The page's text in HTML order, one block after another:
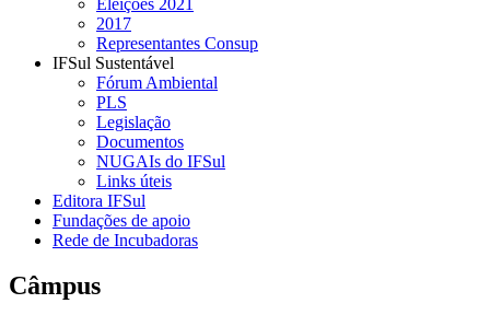
2017
Representantes Consup
IFSul Sustentável
Fórum Ambiental
PLS
Legislação
Documentos
NUGAIs do IFSul
Links úteis
Editora IFSul
Fundações de apoio
Rede de Incubadoras
Câmpus